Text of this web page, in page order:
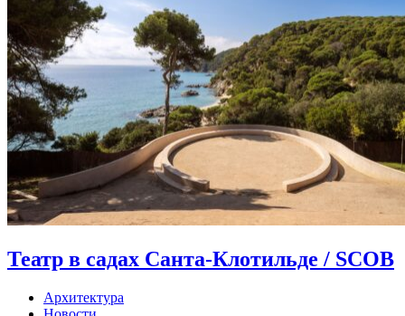
Театр в садах Санта-Клотильде / SCOB
Архитектура